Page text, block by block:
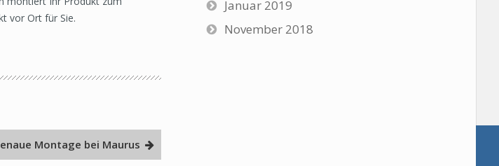
vor Ort für Sie.
Montage bei Maurus
Januar 2019
November 2018